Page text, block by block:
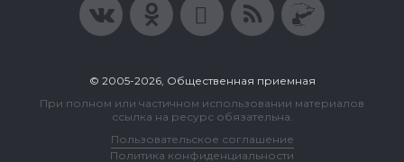
© 2005-2026, Общественная приемная
При полном или частичном использовании материалов
ссылка на ресурс обязательна.
Пользовательское соглашение
Политика конфиденциальности